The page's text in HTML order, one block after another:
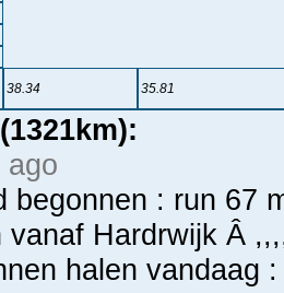
38.34 35.81
ago
begonnen : run 67
vanaf Hardrwijk Â
halen vandaag